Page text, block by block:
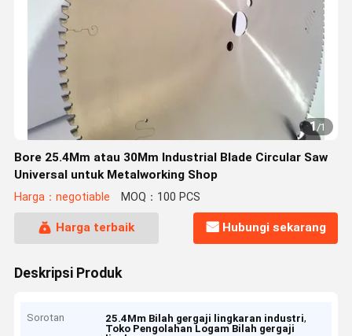
1/1
Bore 25.4Mm atau 30Mm Industrial Blade Circular Saw
Universal untuk Metalworking Shop
Harga：negotiable MOQ：100 PCS
Harga terbaik Hubungi sekarang
Deskripsi Produk
Sorotan 25.4Mm Bilah gergaji lingkaran industri,
Toko Pengolahan Logam Bilah gergaji